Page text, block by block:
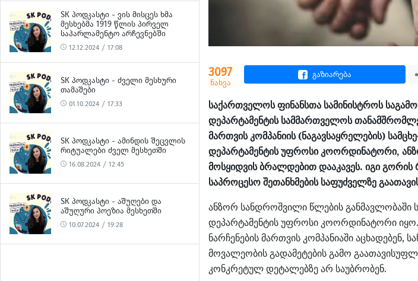
SK ᲞᲝᲓᲙᲐᲡᲢᲘ - ᲕᲘᲡ ᲛᲘᲡᲪᲔᲡ ᲮᲛᲐ
ᲛᲔᲡᲮᲔᲑᲛᲐ 1919 ᲬᲚᲘᲡ ᲞᲘᲠᲕᲔᲚ
ᲡᲐᲞᲐᲠᲚᲐᲛᲔᲜᲢᲝ ᲐᲠᲩᲔᲕᲜᲔᲑᲨᲘ
12.12.2024 / 17:08
SK ᲞᲝᲓᲙᲐᲡᲢᲘ - ᲫᲕᲔᲚᲘ ᲛᲔᲡᲮᲣᲠᲘ
ᲗᲐᲛᲐᲨᲔᲑᲘ
01.10.2024 / 17:33
SK ᲞᲝᲓᲙᲐᲡᲢᲘ - ᲐᲛᲘᲜᲓᲘᲡ ᲨᲔᲪᲕᲚᲘᲡ
ᲠᲘᲢᲣᲐᲚᲔᲑᲘ ᲫᲕᲔᲚ ᲛᲔᲡᲮᲔᲗᲨᲘ
16.08.2024 / 12:45
SK ᲞᲝᲓᲙᲐᲡᲢᲘ - ᲐᲨᲣᲦᲔᲑᲘ ᲓᲐ
ᲐᲨᲣᲦᲣᲠᲘ ᲞᲝᲔᲖᲘᲐ ᲛᲔᲡᲮᲔᲗᲨᲘ
10.07.2024 / 19:28
3097
ნახვა
გაზიარება
საქართველოს ფინანსთა სამინისტროს
დეპარტამენტის სამმართველოს
მართვის კომპანიის (ნაგავსაყრელების)
დეპარტამენტის უფროსი კოორდინატორი,
მოსყიდვის ბრალდებით დააკავეს. იგი
საპროცესო შეთანხმების საფუძველზე
ანზორ სანდროშვილი წლების განმავლობაში
დეპარტამენტის უფროსი კოორდინატორი
ნარჩენების მართვის კომპანიაში აცხადებენ,
მოვალეობის გადამეტების გამო
კონკრეტულ დეტალებზე არ საუბრობენ.